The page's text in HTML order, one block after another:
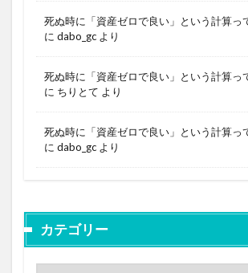
死ぬ時に「資産ゼロで良い」という計算っ
に dabo_gc より
死ぬ時に「資産ゼロで良い」という計算っ
に ちりとて より
死ぬ時に「資産ゼロで良い」という計算っ
に dabo_gc より
カテゴリー